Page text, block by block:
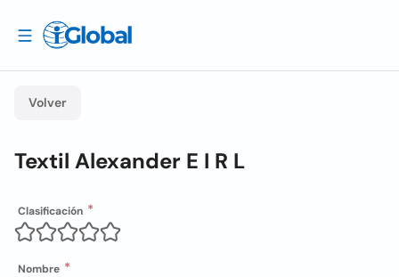
Volver
Textil Alexander E I R L
Clasificación
Nombre